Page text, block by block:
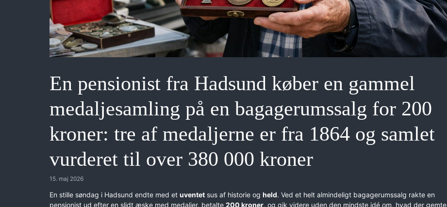
En pensionist fra Hadsund køber en gammel
medaljesamling på en bagagerumssalg for 200
kroner: tre af medaljerne er fra 1864 og samlet
vurderet til over 380 000 kroner
15. maj 2026
En stille søndag i Hadsund endte med et uventet sus af historie og held. Ved et helt almindeligt bagagerumssalg rakte en
pensionist ud efter en slidt æske med medaljer, betalte 200 kroner, og gik videre uden den mindste idé om, hvad der gemte